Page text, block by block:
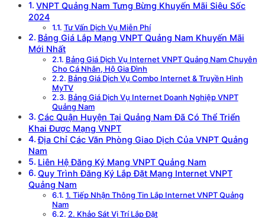
VNPT Quảng Nam Tưng Bừng Khuyến Mãi Siêu Sốc
2024
Tư Vấn Dịch Vụ Miễn Phí
Bảng Giá Lắp Mạng VNPT Quảng Nam Khuyến Mãi
Mới Nhất
Bảng Giá Dịch Vụ Internet VNPT Quảng Nam Chuyên
Cho Cá Nhân, Hộ Gia Đình
Bảng Giá Dịch Vụ Combo Internet & Truyền Hình
MyTV
Bảng Giá Dịch Vụ Internet Doanh Nghiệp VNPT
Quảng Nam
Các Quận Huyện Tại Quảng Nam Đã Có Thể Triển
Khai Được Mạng VNPT
Địa Chỉ Các Văn Phòng Giao Dịch Của VNPT Quảng
Nam
Liên Hệ Đăng Ký Mạng VNPT Quảng Nam
Quy Trình Đăng Ký Lắp Đặt Mạng Internet VNPT
Quảng Nam
1. Tiếp Nhận Thông Tin Lắp Internet VNPT Quảng
Nam
2. Khảo Sát Vị Trí Lắp Đặt